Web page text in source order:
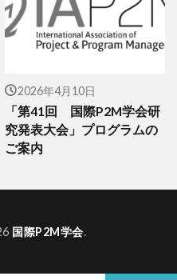
2026年4月10日
「第41回 国際P2M学会研
究発表大会」プログラムの
ご案内
国際P2M学会.